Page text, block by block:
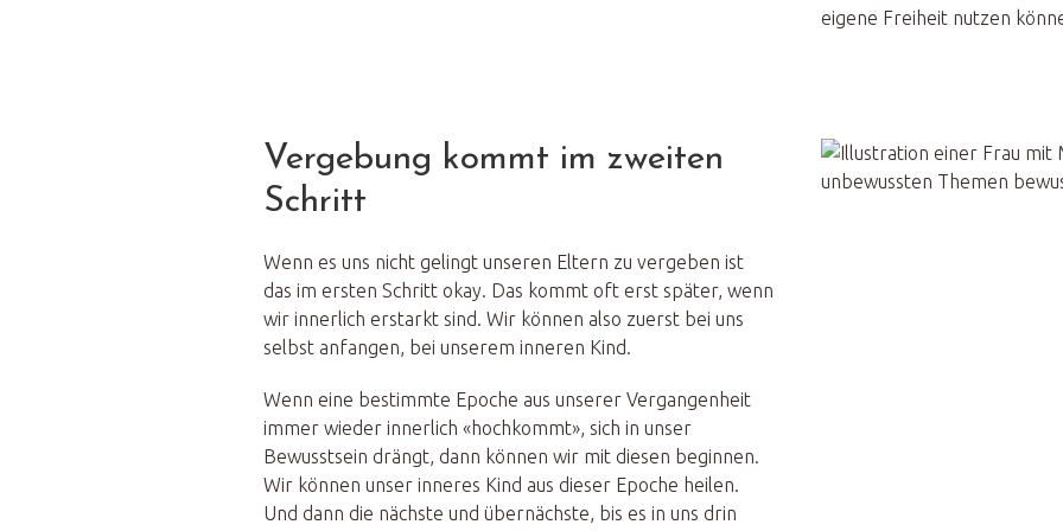
eigene Freiheit nutzen
Vergebung kommt im zweiten
Schritt
Wenn es uns nicht gelingt unseren Eltern zu vergeben ist
das im ersten Schritt okay. Das kommt oft erst später, wenn
wir innerlich erstarkt sind. Wir können also zuerst bei uns
selbst anfangen, bei unserem inneren Kind.
Wenn eine bestimmte Epoche aus unserer Vergangenheit
immer wieder innerlich «hochkommt», sich in unser
Bewusstsein drängt, dann können wir mit diesen beginnen.
Wir können unser inneres Kind aus dieser Epoche heilen.
Und dann die nächste und übernächste, bis es in uns drin